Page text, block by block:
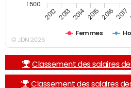
Femmes
2012 2013 2014 2015 2016 2017
1 500
© JDN 2026
Classement des salaires
Classement des salaires